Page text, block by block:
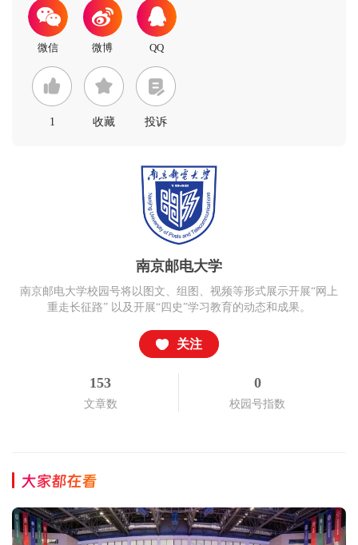
1 收藏 投诉
南京邮电大学
南京邮电大学校园号将以图文、组图、视频等形式展示开展“网上
重走长征路” 以及开展“四史”学习教育的动态和成果。
关注
153
文章数
0
校园号指数
大家都在看